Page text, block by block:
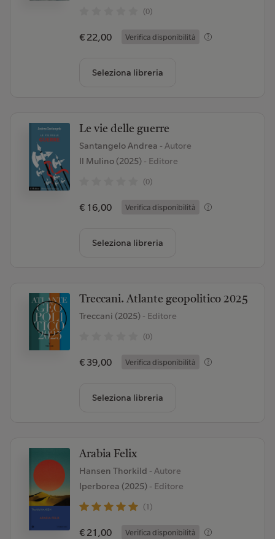
(0)
€ 22,00 Verifica disponibilità
Seleziona libreria
Le vie delle guerre
Santangelo Andrea - Autore
Il Mulino (2025)- Editore
(0)
€ 16,00 Verifica disponibilità
Seleziona libreria
Treccani. Atlante geopolitico 2025
Treccani (2025)- Editore
(0)
€ 39,00 Verifica disponibilità
Seleziona libreria
Arabia Felix
Hansen Thorkild - Autore
Iperborea (2025)- Editore
(1)
€ 21,00 Verifica disponibilità